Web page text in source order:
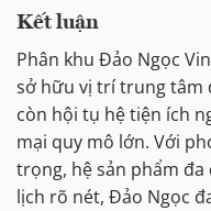
Kết luận
Phân khu Đảo Ngọc
sở hữu vị trí trung tâm
còn hội tụ hệ tiện ích
mại quy mô lớn. Với
trọng, hệ sản phẩm đa
lịch rõ nét, Đảo Ngọc